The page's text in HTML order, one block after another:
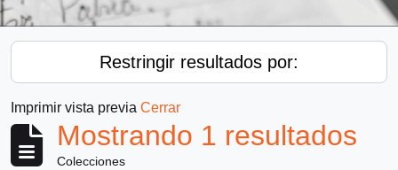
Restringir resultados por:
Imprimir vista previa Cerrar
Mostrando 1 resultados
Colecciones